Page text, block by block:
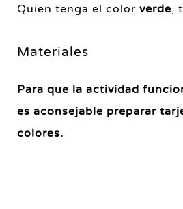
Quien tenga el color verde,
Materiales
Para que la actividad
es aconsejable preparar
colores.